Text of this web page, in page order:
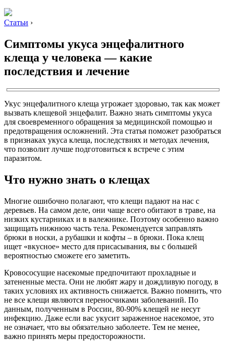
Статьи ›
Симптомы укуса энцефалитного
клеща у человека — какие
последствия и лечение
Укус энцефалитного клеща угрожает здоровью, так как может
вызвать клещевой энцефалит. Важно знать симптомы укуса
для своевременного обращения за медицинской помощью и
предотвращения осложнений. Эта статья поможет разобраться
в признаках укуса клеща, последствиях и методах лечения,
что позволит лучше подготовиться к встрече с этим
паразитом.
Что нужно знать о клещах
Многие ошибочно полагают, что клещи падают на нас с
деревьев. На самом деле, они чаще всего обитают в траве, на
низких кустарниках и в валежнике. Поэтому особенно важно
защищать нижнюю часть тела. Рекомендуется заправлять
брюки в носки, а рубашки и кофты – в брюки. Пока клещ
ищет «вкусное» место для присасывания, вы с большей
вероятностью сможете его заметить.
Кровососущие насекомые предпочитают прохладные и
затененные места. Они не любят жару и дождливую погоду, в
таких условиях их активность снижается. Важно помнить, что
не все клещи являются переносчиками заболеваний. По
данным, полученным в России, 80-90% клещей не несут
инфекцию. Даже если вас укусит зараженное насекомое, это
не означает, что вы обязательно заболеете. Тем не менее,
важно принять меры предосторожности.